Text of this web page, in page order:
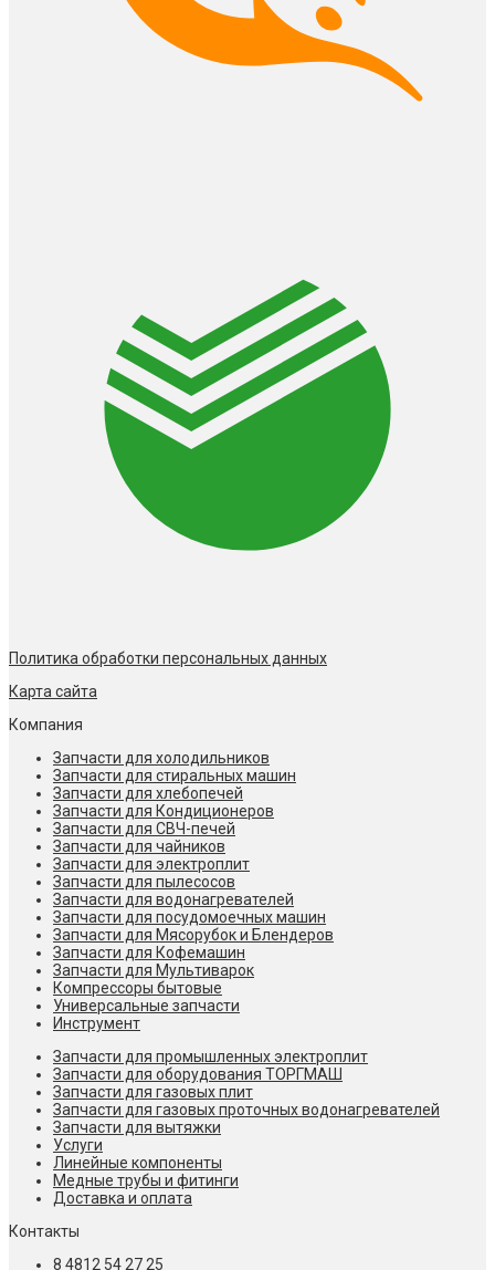
Политика обработки персональных данных
Карта сайта
Компания
Запчасти для холодильников
Запчасти для стиральных машин
Запчасти для хлебопечей
Запчасти для Кондиционеров
Запчасти для СВЧ-печей
Запчасти для чайников
Запчасти для электроплит
Запчасти для пылесосов
Запчасти для водонагревателей
Запчасти для посудомоечных машин
Запчасти для Мясорубок и Блендеров
Запчасти для Кофемашин
Запчасти для Мультиварок
Компрессоры бытовые
Универсальные запчасти
Инструмент
Запчасти для промышленных электроплит
Запчасти для оборудования ТОРГМАШ
Запчасти для газовых плит
Запчасти для газовых проточных водонагревателей
Запчасти для вытяжки
Услуги
Линейные компоненты
Медные трубы и фитинги
Доставка и оплата
Контакты
8 4812 54 27 25